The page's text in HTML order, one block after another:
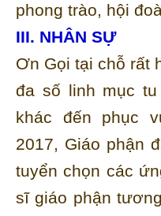
phong trào, hội
III. NHÂN SỰ
Ơn Gọi tại chỗ rất
đa số linh mục
khác đến phục
2017, Giáo phận
tuyển chọn các
sĩ giáo phận